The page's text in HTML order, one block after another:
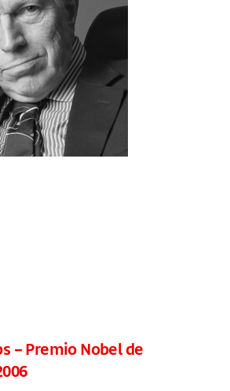
– Premio Nobel de